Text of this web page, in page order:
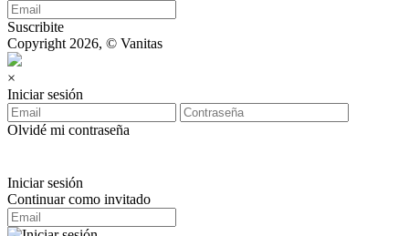
Suscribite
Copyright 2026, © Vanitas
×
Iniciar sesión
Olvidé mi contraseña
Iniciar sesión
Continuar como invitado